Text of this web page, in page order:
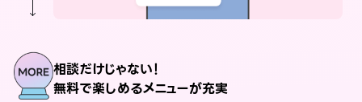
相談だけじゃない！
無料で楽しめるメニューが充実